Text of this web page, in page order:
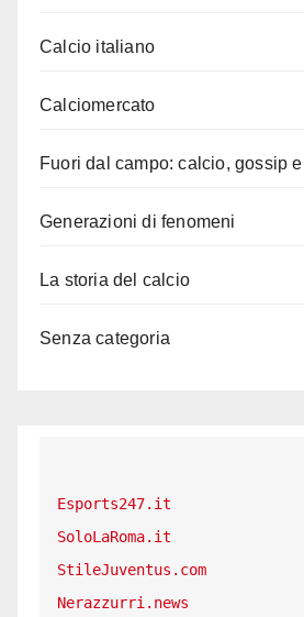
Calcio italiano
Calciomercato
Fuori dal campo: calcio, gossip
Generazioni di fenomeni
La storia del calcio
Senza categoria
Esports247.it
SoloLaRoma.it
StileJuventus.com
Nerazzurri.news